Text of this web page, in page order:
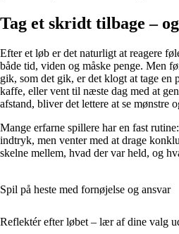
Tag et skridt tilbage –
Efter et løb er det naturligt at reagere
både tid, viden og måske penge. Men
gik, som det gik, er det klogt at tage en
kaffe, eller vent til næste dag med at
afstand, bliver det lettere at se mønstre
Mange erfarne spillere har en fast
indtryk, men venter med at drage
skelne mellem, hvad der var held, og
Spil på heste med fornøjelse og ansvar
Reflektér efter løbet – lær af dine valg